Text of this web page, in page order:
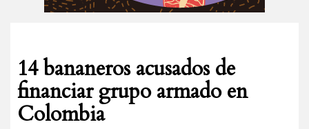
14 bananeros acusados de
financiar grupo armado en
Colombia